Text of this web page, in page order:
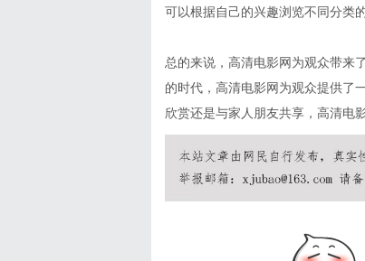
可以根据自己的兴趣浏览不同分类
总的来说，高清电影网为观众带来
的时代，高清电影网为观众提供了
欣赏还是与家人朋友共享，高清电